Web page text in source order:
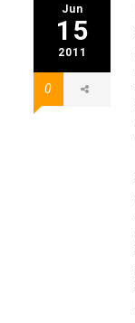
Jun
15
2011
0